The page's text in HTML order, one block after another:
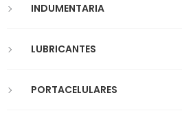
INDUMENTARIA
LUBRICANTES
PORTACELULARES